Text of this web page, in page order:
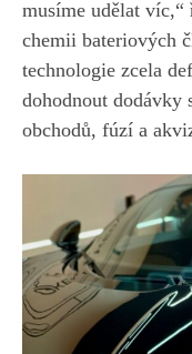
musíme udělat
chemii bateriových
technologie zcela
dohodnout dodávky
obchodů, fúzí a